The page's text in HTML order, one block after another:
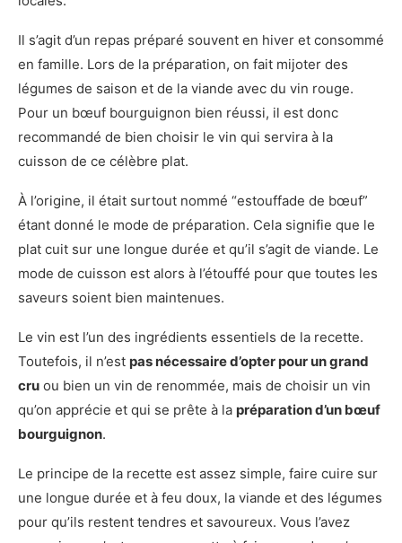
Il s’agit d’un repas préparé souvent en hiver et consommé
en famille. Lors de la préparation, on fait mijoter des
légumes de saison et de la viande avec du vin rouge.
Pour un bœuf bourguignon bien réussi, il est donc
recommandé de bien choisir le vin qui servira à la
cuisson de ce célèbre plat.
À l’origine, il était surtout nommé “estouffade de bœuf”
étant donné le mode de préparation. Cela signifie que le
plat cuit sur une longue durée et qu’il s’agit de viande. Le
mode de cuisson est alors à l’étouffé pour que toutes les
saveurs soient bien maintenues.
Le vin est l’un des ingrédients essentiels de la recette.
Toutefois, il n’est pas nécessaire d’opter pour un grand
cru ou bien un vin de renommée, mais de choisir un vin
qu’on apprécie et qui se prête à la préparation d’un bœuf
bourguignon.
Le principe de la recette est assez simple, faire cuire sur
une longue durée et à feu doux, la viande et des légumes
pour qu’ils restent tendres et savoureux. Vous l’avez